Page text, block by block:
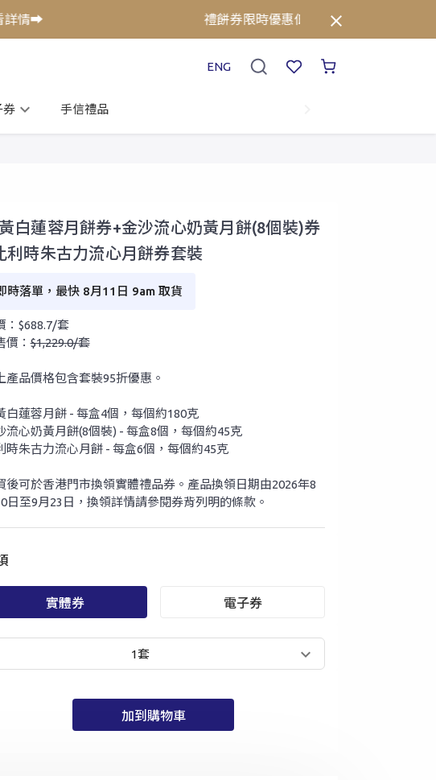
情➡️ 禮餅券限時優惠低至75折!⚡立即點擊查看
ENG
券 手信禮品
白蓮蓉月餅券+金沙流心奶黃月餅(8個裝)券
利時朱古力流心月餅券套裝
時落單，最快 8月11日 9am 取貨
：$688.7/套
價：$1,229.0/套
產品價格包含套裝95折優惠。
白蓮蓉月餅 - 每盒4個，每個約180克
流心奶黃月餅(8個裝) - 每盒8個，每個約45克
時朱古力流心月餅 - 每盒6個，每個約45克
後可於香港門市換領實體禮品券。產品換領日期由2026年8
日至9月23日，換領詳情請參閱券背列明的條款。
實體券 電子券
1套
加到購物車